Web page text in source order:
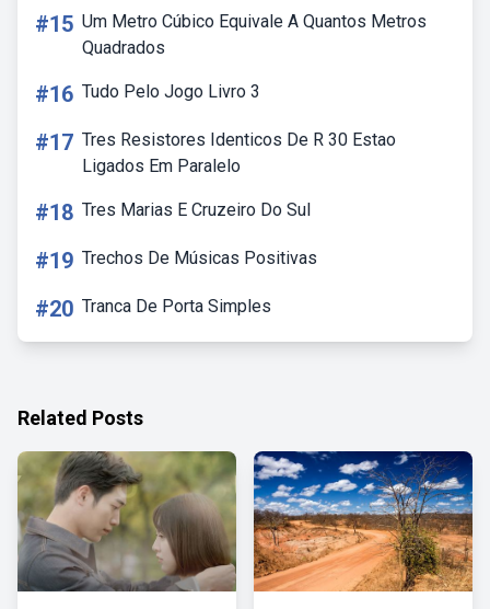
#15 Um Metro Cúbico Equivale A Quantos Metros
Quadrados
#16 Tudo Pelo Jogo Livro 3
#17 Tres Resistores Identicos De R 30 Estao
Ligados Em Paralelo
#18 Tres Marias E Cruzeiro Do Sul
#19 Trechos De Músicas Positivas
#20 Tranca De Porta Simples
Related Posts